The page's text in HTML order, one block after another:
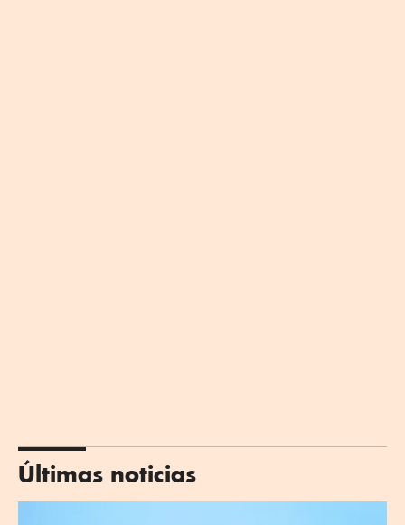
Últimas noticias